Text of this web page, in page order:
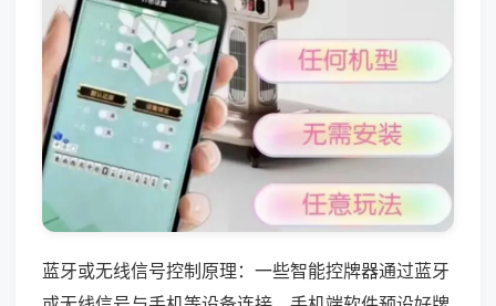
蓝牙或无线信号控制原理：一些智能控牌器通过蓝牙